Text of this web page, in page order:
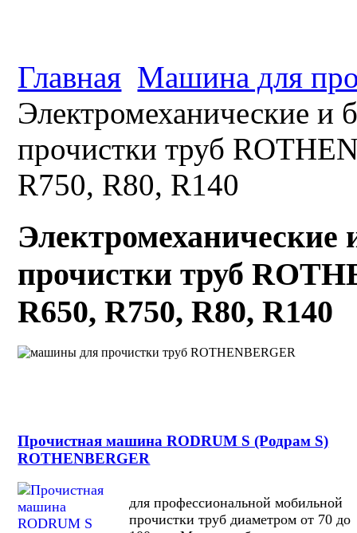
Главная Машина для
Электромеханические
прочистки труб
R750, R80, R140
прочистки труб
R650, R750, R80, R140
Прочистная машина RODRUM S (Родрам S)
ROTHENBERGER
для профессиональной мобильной
прочистки труб диаметром от 70 до